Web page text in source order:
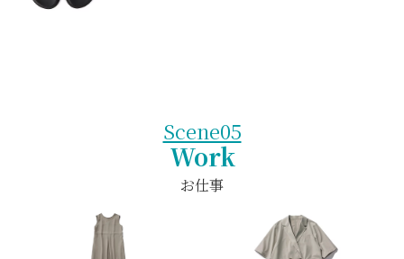
Scene05
Work
お仕事